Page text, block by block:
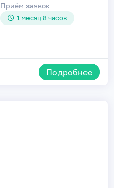
Приём заявок
1 месяц 8 часов
Подробнее